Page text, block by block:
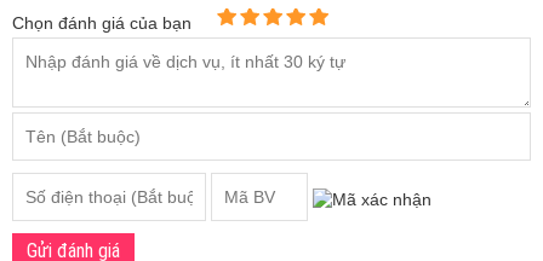
Chọn đánh giá của bạn
Gửi đánh giá